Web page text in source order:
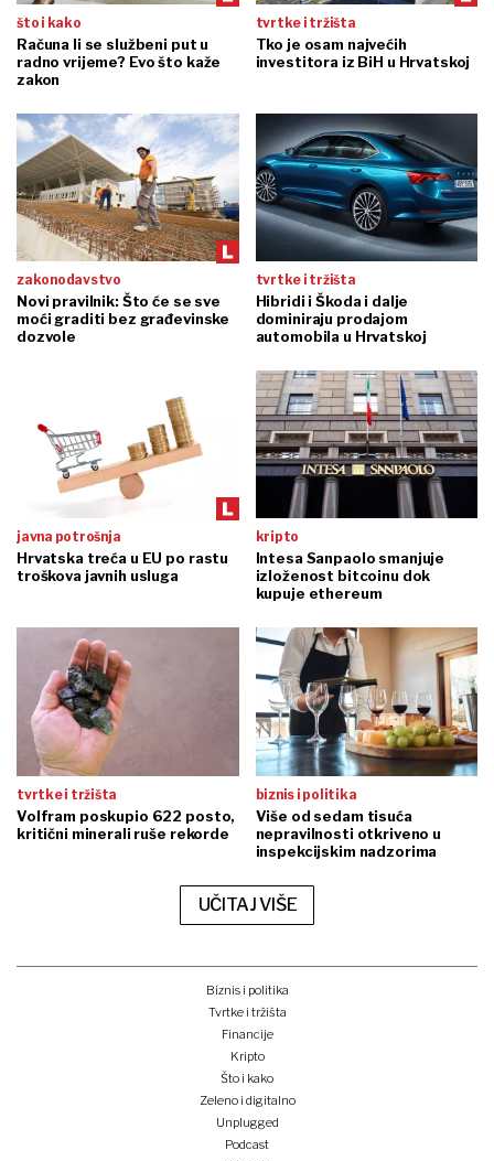
što i kako
Računa li se službeni put u
radno vrijeme? Evo što kaže
zakon
tvrtke i tržišta
Tko je osam najvećih
investitora iz BiH u Hrvatskoj
zakonodavstvo
Novi pravilnik: Što će se sve
moći graditi bez građevinske
dozvole
tvrtke i tržišta
Hibridi i Škoda i dalje
dominiraju prodajom
automobila u Hrvatskoj
javna potrošnja
Hrvatska treća u EU po rastu
troškova javnih usluga
kripto
Intesa Sanpaolo smanjuje
izloženost bitcoinu dok
kupuje ethereum
tvrtke i tržišta
Volfram poskupio 622 posto,
kritični minerali ruše rekorde
biznis i politika
Više od sedam tisuća
nepravilnosti otkriveno u
inspekcijskim nadzorima
UČITAJ VIŠE
Biznis i politika
Tvrtke i tržišta
Financije
Kripto
Što i kako
Zeleno i digitalno
Unplugged
Podcast